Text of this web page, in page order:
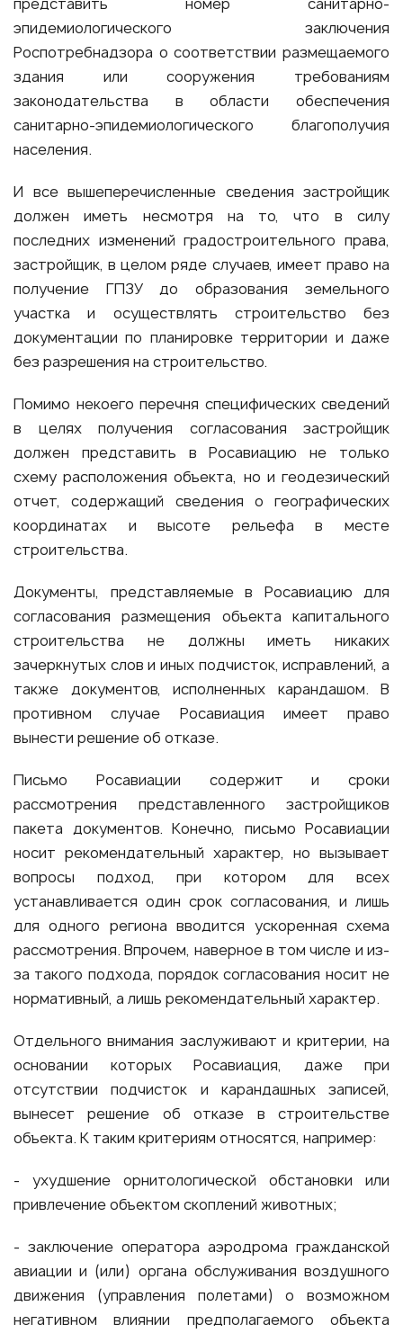
эпидемиологического заключения
Роспотребнадзора о соответствии размещаемого
здания или сооружения требованиям
законодательства в области обеспечения
санитарно-эпидемиологического благополучия
населения.
И все вышеперечисленные сведения застройщик
должен иметь несмотря на то, что в силу
последних изменений градостроительного права,
застройщик, в целом ряде случаев, имеет право на
получение ГПЗУ до образования земельного
участка и осуществлять строительство без
документации по планировке территории и даже
без разрешения на строительство.
Помимо некоего перечня специфических сведений
в целях получения согласования застройщик
должен представить в Росавиацию не только
схему расположения объекта, но и геодезический
отчет, содержащий сведения о географических
координатах и высоте рельефа в месте
строительства.
Документы, представляемые в Росавиацию для
согласования размещения объекта капитального
строительства не должны иметь никаких
зачеркнутых слов и иных подчисток, исправлений, а
также документов, исполненных карандашом. В
противном случае Росавиация имеет право
вынести решение об отказе.
Письмо Росавиации содержит и сроки
рассмотрения представленного застройщиков
пакета документов. Конечно, письмо Росавиации
носит рекомендательный характер, но вызывает
вопросы подход, при котором для всех
устанавливается один срок согласования, и лишь
для одного региона вводится ускоренная схема
рассмотрения. Впрочем, наверное в том числе и из-
за такого подхода, порядок согласования носит не
нормативный, а лишь рекомендательный характер.
Отдельного внимания заслуживают и критерии, на
основании которых Росавиация, даже при
отсутствии подчисток и карандашных записей,
вынесет решение об отказе в строительстве
объекта. К таким критериям относятся, например:
- ухудшение орнитологической обстановки или
привлечение объектом скоплений животных;
- заключение оператора аэродрома гражданской
авиации и (или) органа обслуживания воздушного
движения (управления полетами) о возможном
негативном влиянии предполагаемого объекта